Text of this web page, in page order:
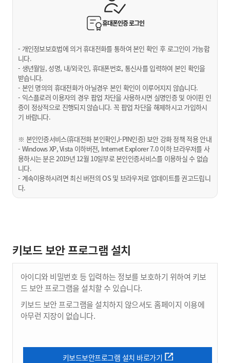
휴대폰인증로그인
- 개인정보보호법에 의거 휴대전화를 통하여 본인 확인 후 로그인이 가능합
니다.
- 생년월일, 성명, 내/외국인, 휴대폰번호, 통신사를 입력하여 본인 확인을
받습니다.
- 본인 명의의 휴대전화가 아닐경우 본인 확인이 이루어지지 않습니다.
- 익스플로러 이용자의 경우 팝업 차단을 사용하시면 실명인증 및 아이핀 인
증이 정상적으로 진행되지 않습니다. 꼭 팝업 차단을 해제하시고 가입하시
기 바랍니다.
※ 본인인증서비스(휴대전화 본인확인,I-PIN인증) 보안 강화 정책 적용 안내
- Windows XP, Vista 이하버전, Internet Explorer 7.0 이하 브라우저를 사
용하시는 분은 2019년 12월 10일부로 본인인증서비스를 이용하실 수 없습
니다.
- 계속이용하시려면 최신 버전의 OS 및 브라우저로 업데이트를 권고드립니
다.
키보드 보안 프로그램 설치
아이디와 비밀번호 등 입력하는 정보를 보호하기 위하여 키보
드 보안 프로그램을 설치할 수 있습니다.
키보드 보안 프로그램을 설치하지 않으셔도 홈페이지 이용에
아무런 지장이 없습니다.
키보드보안프로그램 설치 바로가기